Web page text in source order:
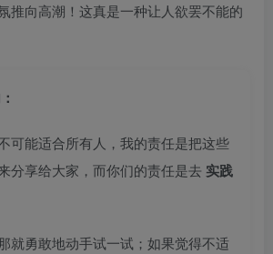
推向高潮！这真是一种让人欲罢不能的
可能适合所有人，我的责任是把这些
分享给大家，而你们的责任是去 实践
就勇敢地动手试一试；如果觉得不适